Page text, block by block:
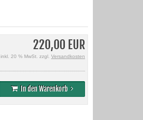
220,00 EUR
inkl. 20 % MwSt. zzgl. Versandkosten
In den Warenkorb